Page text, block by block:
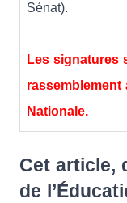
Sénat).
Les signatures
rassemblement
Nationale.
Cet article,
de